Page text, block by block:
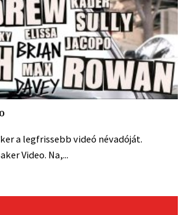
a legfrissebb videó névadóját.
Video. Na,...